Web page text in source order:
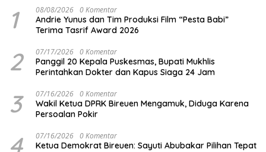
1 08/08/2026 0 Komentar
Andrie Yunus dan Tim Produksi Film “Pesta Babi”
Terima Tasrif Award 2026
2 07/17/2026 0 Komentar
Panggil 20 Kepala Puskesmas, Bupati Mukhlis
Perintahkan Dokter dan Kapus Siaga 24 Jam
3 07/16/2026 0 Komentar
Wakil Ketua DPRK Bireuen Mengamuk, Diduga Karena
Persoalan Pokir
4 07/16/2026 0 Komentar
Ketua Demokrat Bireuen: Sayuti Abubakar Pilihan Tepat